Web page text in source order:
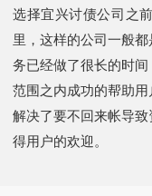
选择宜兴讨债公司之
里，这样的公司一般
务已经做了很长的时
范围之内成功的帮助
解决了要不回来帐导
得用户的欢迎。